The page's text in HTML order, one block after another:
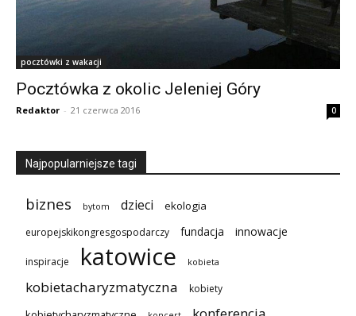
pocztówki z wakacji
Pocztówka z okolic Jeleniej Góry
Redaktor - 21 czerwca 2016 0
Najpopularniejsze tagi
biznes bytom dzieci ekologia
europejskikongresgospodarczy fundacja innowacje
inspiracje katowice kobieta
kobietacharyzmatyczna kobiety